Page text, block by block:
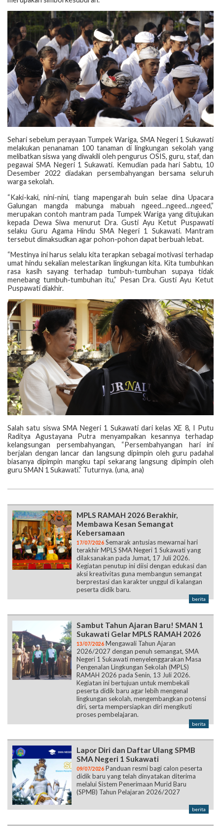
Sehari sebelum perayaan Tumpek Wariga, SMA Negeri 1 Sukawati
melakukan penanaman 100 tanaman di lingkungan sekolah yang
melibatkan siswa yang diwakili oleh pengurus OSIS, guru, staf, dan
pegawai SMA Negeri 1 Sukawati. Kemudian pada hari Sabtu, 10
Desember 2022 diadakan persembahyangan bersama seluruh
warga sekolah.
“Kaki-kaki, nini-nini, tiang mapengarah buin selae dina Upacara
Galungan mangda mabunga mabuah ngeed…ngeed…ngeed,”
merupakan contoh mantram pada Tumpek Wariga yang ditujukan
kepada Dewa Siwa menurut Dra. Gusti Ayu Ketut Puspawati
selaku Guru Agama Hindu SMA Negeri 1 Sukawati. Mantram
tersebut dimaksudkan agar pohon-pohon dapat berbuah lebat.
“Mestinya ini harus selalu kita terapkan sebagai motivasi terhadap
umat hindu sekalian melestarikan lingkungan kita. Kita tumbuhkan
rasa kasih sayang terhadap tumbuh-tumbuhan supaya tidak
menebang tumbuh-tumbuhan itu,” Pesan Dra. Gusti Ayu Ketut
Puspawati diakhir.
Salah satu siswa SMA Negeri 1 Sukawati dari kelas XE 8, I Putu
Raditya Agustayana Putra menyampaikan kesannya terhadap
kelangsungan persembahyangan, “Persembahyangan hari ini
berjalan dengan lancar dan langsung dipimpin oleh guru padahal
biasanya dipimpin mangku tapi sekarang langsung dipimpin oleh
guru SMAN 1 Sukawati.” Tuturnya. (una, ana)
MPLS RAMAH 2026 Berakhir,
Membawa Kesan Semangat
Kebersamaan
17/07/2026 Semarak antusias mewarnai hari
terakhir MPLS SMA Negeri 1 Sukawati yang
dilaksanakan pada Jumat, 17 Juli 2026.
Kegiatan penutup ini diisi dengan edukasi dan
aksi kreativitas guna membangun semangat
berprestasi dan karakter unggul di kalangan
peserta didik baru.
berita
Sambut Tahun Ajaran Baru! SMAN 1
Sukawati Gelar MPLS RAMAH 2026
13/07/2026 Mengawali Tahun Ajaran
2026/2027 dengan penuh semangat, SMA
Negeri 1 Sukawati menyelenggarakan Masa
Pengenalan Lingkungan Sekolah (MPLS)
RAMAH 2026 pada Senin, 13 Juli 2026.
Kegiatan ini bertujuan untuk membekali
peserta didik baru agar lebih mengenal
lingkungan sekolah, mengembangkan potensi
diri, serta mempersiapkan diri mengikuti
proses pembelajaran.
berita
Lapor Diri dan Daftar Ulang SPMB
SMA Negeri 1 Sukawati
09/07/2026 Panduan resmi bagi calon peserta
didik baru yang telah dinyatakan diterima
melalui Sistem Penerimaan Murid Baru
(SPMB) Tahun Pelajaran 2026/2027
berita